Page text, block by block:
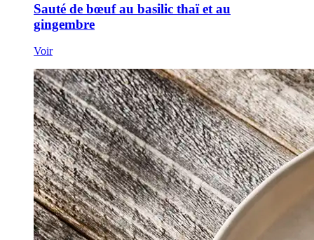
Sauté de bœuf au basilic thaï et au
gingembre
Voir